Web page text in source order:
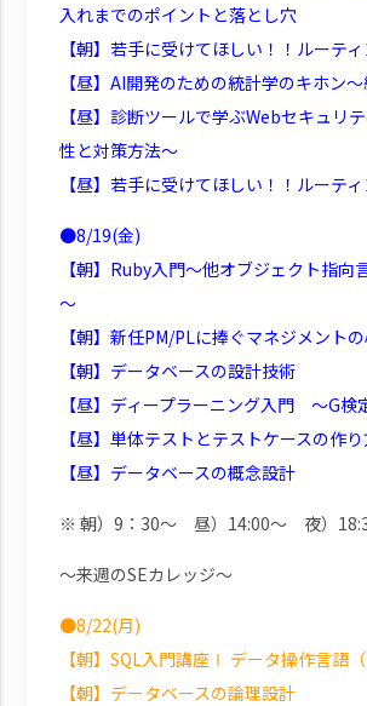
入れまでのポイントと落とし穴
【朝】若手に受けてほしい！！ルーテ
【昼】AI開発のための統計学のキホン
【昼】診断ツールで学ぶWebセキュリ
性と対策方法～
【昼】若手に受けてほしい！！ルーテ
●8/19(金)
【朝】Ruby入門～他オブジェクト指向
～
【朝】新任PM/PLに捧ぐマネジメント
【朝】データベースの設計技術
【昼】ディープラーニング入門 ～G検
【昼】単体テストとテストケースの作
【昼】データベースの概念設計
※ 朝）9：30～ 昼）14:00～ 夜）
～来週のSEカレッジ～
●8/22(月)
【朝】SQL入門講座Ⅰ データ操作言語
【朝】データベースの論理設計